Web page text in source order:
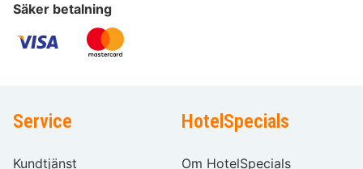
Säker betalning
Service
Kundtjänst
HotelSpecials
Om HotelSpecials